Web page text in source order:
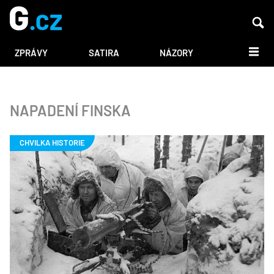
ZPRÁVY SATIRA NÁZORY DALŠÍ
NAPADENÍ FINSKA